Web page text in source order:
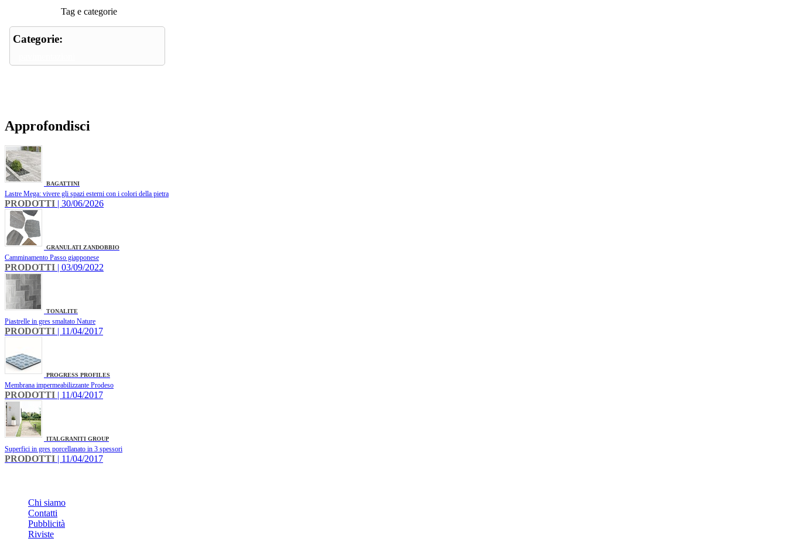
Tag e categorie
Categorie:
Approfondisci
BAGATTINI
Lastre Mega: vivere gli spazi esterni con i colori della pietra
PRODOTTI | 30/06/2026
GRANULATI ZANDOBBIO
Camminamento Passo giapponese
PRODOTTI | 03/09/2022
TONALITE
Piastrelle in gres smaltato Nature
PRODOTTI | 11/04/2017
PROGRESS PROFILES
Membrana impermeabilizzante Prodeso
PRODOTTI | 11/04/2017
ITALGRANITI GROUP
Superfici in gres porcellanato in 3 spessori
PRODOTTI | 11/04/2017
Chi siamo
Contatti
Pubblicità
Riviste